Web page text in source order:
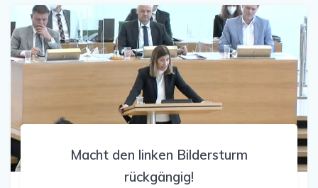
Macht den linken Bildersturm
rückgängig!